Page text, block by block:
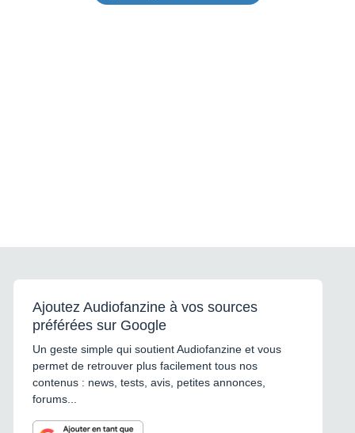
may have slight traces of use
Ajoutez Audiofanzine à vos sources
préférées sur Google
Un geste simple qui soutient Audiofanzine et vous
permet de retrouver plus facilement tous nos
contenus : news, tests, avis, petites annonces,
forums...